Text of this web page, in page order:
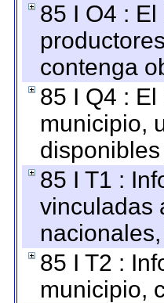
85 I O4 :
contenga
85 I Q4 :
municipio,
85 I T1 :
vinculadas
85 I T2 :
municipio,